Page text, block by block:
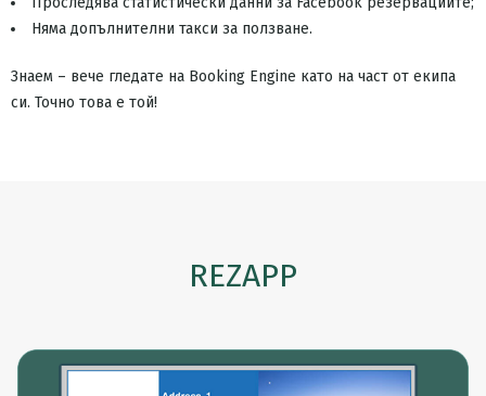
Няма допълнителни такси за ползване.
Знаем – вече гледате на Booking Engine като на част от екипа
си. Точно това е той!
REZAPP